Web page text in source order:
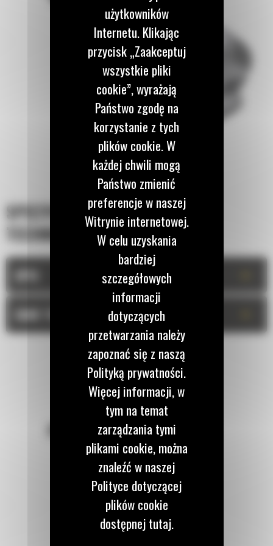
SPECYFIKACJA
TECHNICZNA
OPIS
DANE TECHNICZNE
POZOSTAŃMY W KONTAKCIE
Zadzwoń do nas
122 100 122
użytkowników
Internetu. Klikając
przycisk „Zaakceptuj
wszystkie pliki
cookie”, wyrażają
Państwo zgodę na
korzystanie z tych
plików cookie. W
każdej chwili mogą
Państwo zmienić
preferencje w naszej
Witrynie internetowej.
W celu uzyskania
bardziej
szczegółowych
informacji
dotyczących
przetwarzania należy
zapoznać się z naszą
Polityką prywatności.
Więcej informacji, w
tym na temat
zarządzania tymi
plikami cookie, można
znaleźć w naszej
Polityce dotyczącej
plików cookie
dostępnej tutaj.